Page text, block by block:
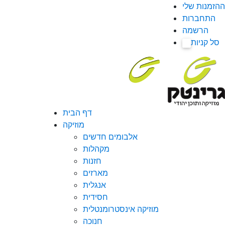
ההזמנות שלי
התחברות
הרשמה
סל קניות
דף הבית
מוזיקה
אלבומים חדשים
מקהלות
חזנות
מארזים
אנגלית
חסידית
מוזיקה אינסטרומנטלית
חנוכה